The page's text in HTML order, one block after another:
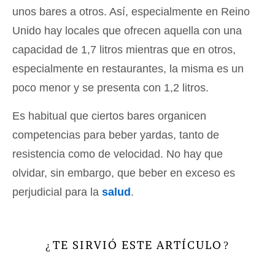
unos bares a otros. Así, especialmente en Reino
Unido hay locales que ofrecen aquella con una
capacidad de 1,7 litros mientras que en otros,
especialmente en restaurantes, la misma es un
poco menor y se presenta con 1,2 litros.
Es habitual que ciertos bares organicen
competencias para beber yardas, tanto de
resistencia como de velocidad. No hay que
olvidar, sin embargo, que beber en exceso es
perjudicial para la salud .
¿ TE SIRVIÓ ESTE ARTÍCULO ?